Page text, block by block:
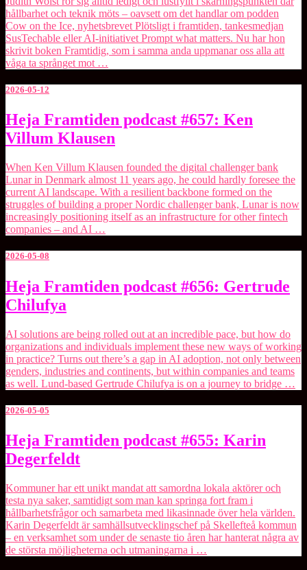
Wolst
hållbarhet och teknik möts – oavsett om det handlar om podden
Cow on the Ice, nyhetsbrevet Plötsligt i framtiden, tankesmedjan
SusTechable eller AI-initiativet Prompt what matters. Nu har hon
skrivit boken ⁠Framtidig⁠, som i samma anda uppmanar oss alla att
våga ta språnget mot …
2026-05-12
Heja
Framtiden
podcast
Ken
Villum
Klausen
Heja Framtiden podcast #657: Ken
Villum Klausen
When ⁠Ken Villum Klausen⁠ founded the digital challenger bank
⁠Lunar⁠ in Denmark almost 11 years ago, he could hardly foresee the
current AI landscape. With a resilient backbone formed on the
struggles of building a proper Nordic challenger bank, Lunar is now
increasingly positioning itself as an infrastructure for other fintech
companies – and AI …
2026-05-08
Heja
Framtiden
podcast
Gertrude
Chilufya
Heja Framtiden podcast #656: Gertrude
Chilufya
AI solutions are being rolled out at an incredible pace, but how do
organizations and individuals implement these new ways of working
in practice? Turns out there’s a gap in AI adoption, not only between
genders, industries and continents, but within companies and teams
as well. Lund-based ⁠Gertrude Chilufya⁠ is on a journey to bridge …
2026-05-05
Heja
Framtiden
podcast
Karin
Degerfeldt
Heja Framtiden podcast #655: Karin
Degerfeldt
Kommuner har ett unikt mandat att samordna lokala aktörer och
testa nya saker, samtidigt som man kan springa fort fram i
hållbarhetsfrågor och samarbeta med likasinnade över hela världen.
Karin Degerfeldt är samhällsutvecklingschef på Skellefteå kommun
– en verksamhet som under de senaste tio åren har hanterat några av
de största möjligheterna och utmaningarna i …